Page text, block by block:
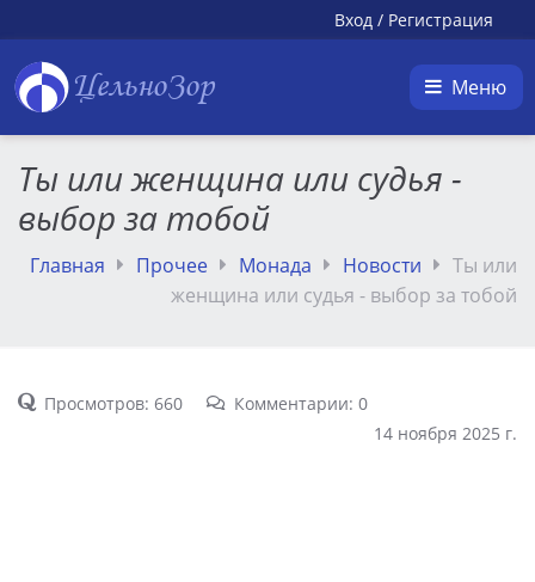
Вход / Регистрация
ЦельноЗор Меню
Ты или женщина или судья -
выбор за тобой
Главная Прочее Монада Новости
Ты или
женщина или судья - выбор за тобой
Просмотров: 660
Комментарии: 0
14 ноября 2025 г.